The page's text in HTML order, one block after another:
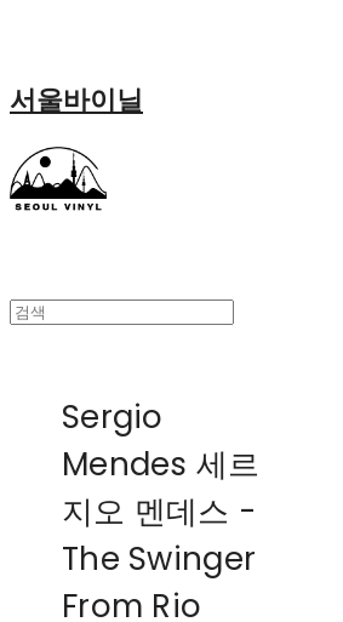
서울바이닐
Sergio
Mendes 세르
지오 멘데스 -
The Swinger
From Rio